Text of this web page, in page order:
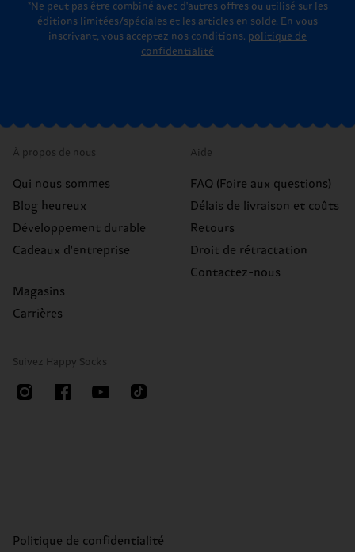
*Ne peut pas être combiné avec d'autres offres ou utilisé sur les
éditions limitées/spéciales et les articles en solde. En vous
inscrivant, vous acceptez nos conditions. politique de
confidentialité
À propos de nous
Qui nous sommes
Blog heureux
Développement durable
Cadeaux d'entreprise
Magasins
Carrières
Aide
FAQ (Foire aux questions)
Délais de livraison et coûts
Retours
Droit de rétractation
Contactez-nous
Suivez Happy Socks
Politique de confidentialité